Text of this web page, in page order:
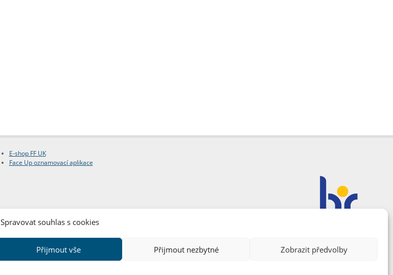
Spravovat souhlas s cookies
Přijmout vše Přijmout nezbytné Zobrazit předvolby
E-shop FF UK
Face Up oznamovací aplikace